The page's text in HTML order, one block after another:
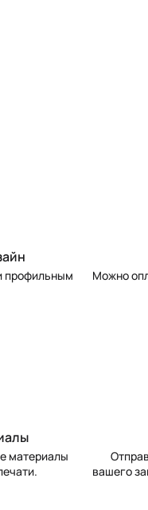
профильным
Можно
материалы
вашего